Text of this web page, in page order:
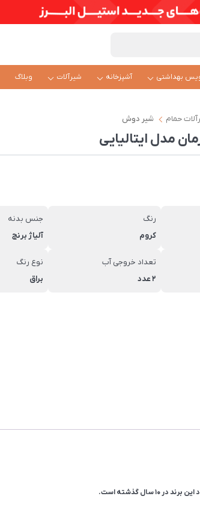
بهداشتی آشپزخانه شیرآلات وبلاگ
حمام شیر دوش
مدل ایتالیایی
رنگ
کروم
جنس بدنه
آلیاژ برنج
تعداد خروجی آب
2 عدد
نوع رنگ
براق
گذشته است.